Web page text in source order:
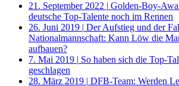
21. September 2022 | Golden-Boy-
deutsche Top-Talente noch im Rennen
26. Juni 2019 | Der Aufstieg und der
Nationalmannschaft: Kann Löw die
aufbauen?
7. Mai 2019 | So haben sich die Top-
geschlagen
28. März 2019 | DFB-Team: Werden